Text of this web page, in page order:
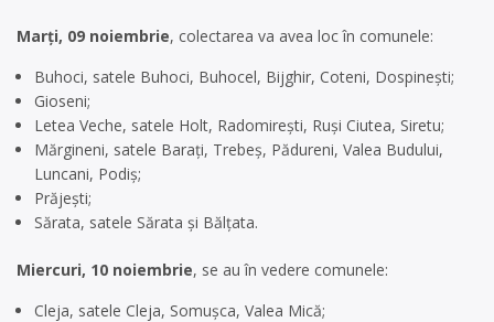
Marți, 09 noiembrie, colectarea va avea loc în comunele:
Buhoci, satele Buhoci, Buhocel, Bijghir, Coteni, Dospinești;
Gioseni;
Letea Veche, satele Holt, Radomirești, Ruși Ciutea, Siretu;
Mărgineni, satele Barați, Trebeș, Pădureni, Valea Budului,
Luncani, Podiș;
Prăjești;
Sărata, satele Sărata și Bălțata.
Miercuri, 10 noiembrie, se au în vedere comunele:
Cleja, satele Cleja, Somușca, Valea Mică;